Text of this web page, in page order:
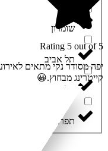
שומרון
תל אביב
תפרח
Rating 5 out of 5
יפה מסודר נקי מתאים
קייטרינג מבחוץ.😀